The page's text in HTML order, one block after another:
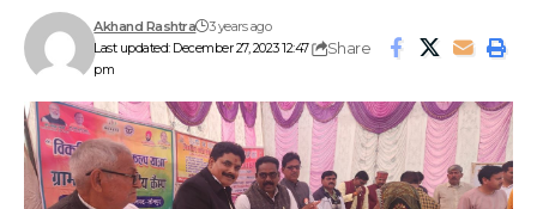
Last updated: December 27, 2023 12:47
pm
Akhand Rashtra 3 years ago
Share